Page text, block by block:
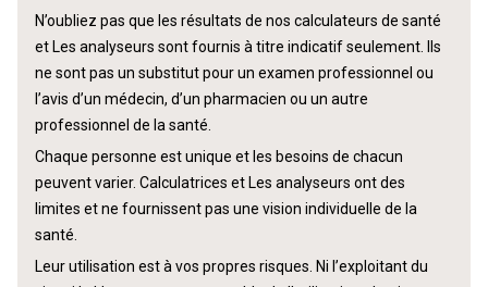
N’oubliez pas que les résultats de nos calculateurs de santé
et Les analyseurs sont fournis à titre indicatif seulement. Ils
ne sont pas un substitut pour un examen professionnel ou
l’avis d’un médecin, d’un pharmacien ou un autre
professionnel de la santé.
Chaque personne est unique et les besoins de chacun
peuvent varier. Calculatrices et Les analyseurs ont des
limites et ne fournissent pas une vision individuelle de la
santé.
Leur utilisation est à vos propres risques. Ni l’exploitant du